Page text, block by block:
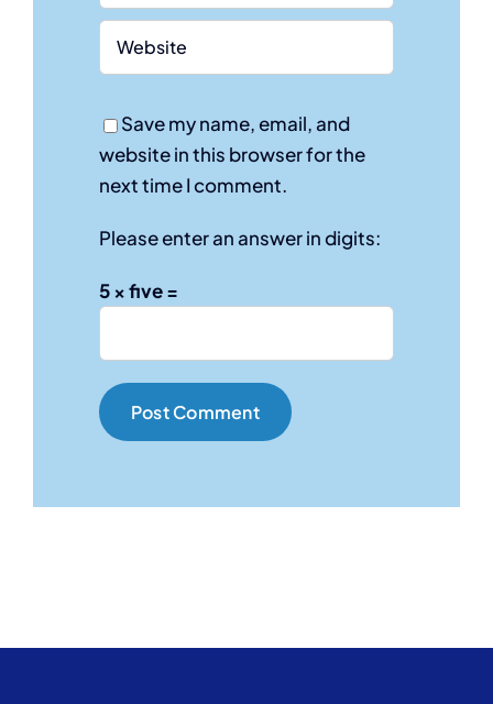
Save my name, email, and
website in this browser for the
next time I comment.
Please enter an answer in digits:
5 × five =